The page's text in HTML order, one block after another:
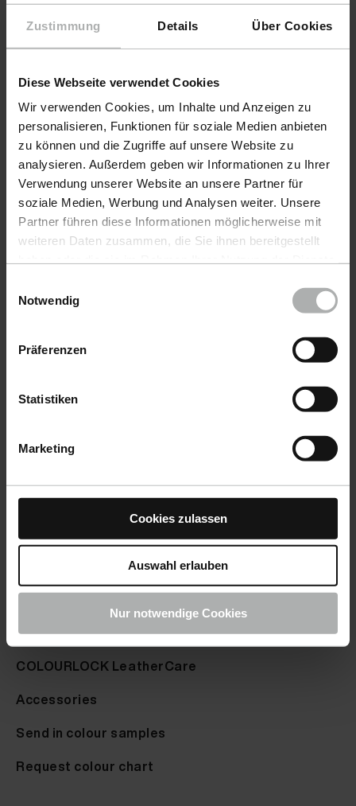
Zustimmung Details Über Cookies
Diese Webseite verwendet Cookies
Wir verwenden Cookies, um Inhalte und Anzeigen zu
personalisieren, Funktionen für soziale Medien anbieten
zu können und die Zugriffe auf unsere Website zu
analysieren. Außerdem geben wir Informationen zu Ihrer
Verwendung unserer Website an unsere Partner für
soziale Medien, Werbung und Analysen weiter. Unsere
Partner führen diese Informationen möglicherweise mit
weiteren Daten zusammen, die Sie ihnen bereitgestellt
Einstellungen zu den Cookies finden Sie unter
Notwendig
Präferenzen
Statistiken
Marketing
Cookies zulassen
Auswahl erlauben
Nur notwendige Cookies
KochChemie · Item No. 9998280
Interior Brush medium
€ 10.90
Pro
€
CarCare
BoatCare
COLOURLOCK LeatherCare
Accessories
Send in colour samples
Request colour chart